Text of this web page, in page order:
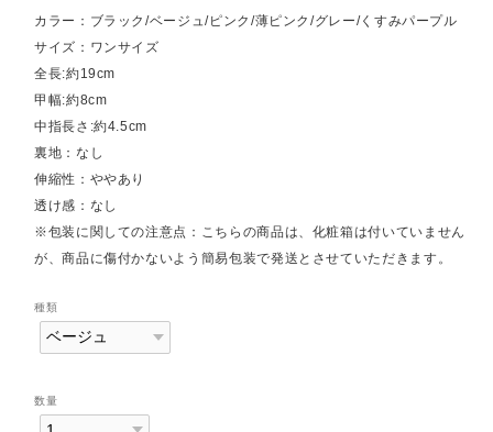
カラー：ブラック/ベージュ/ピンク/薄ピンク/グレー/くすみパープル
サイズ：ワンサイズ
全長:約19cm
甲幅:約8cm
中指長さ:約4.5cm
裏地：なし
伸縮性：ややあり
透け感：なし
※包装に関しての注意点：こちらの商品は、化粧箱は付いていません
が、商品に傷付かないよう簡易包装で発送とさせていただきます。
種類
数量